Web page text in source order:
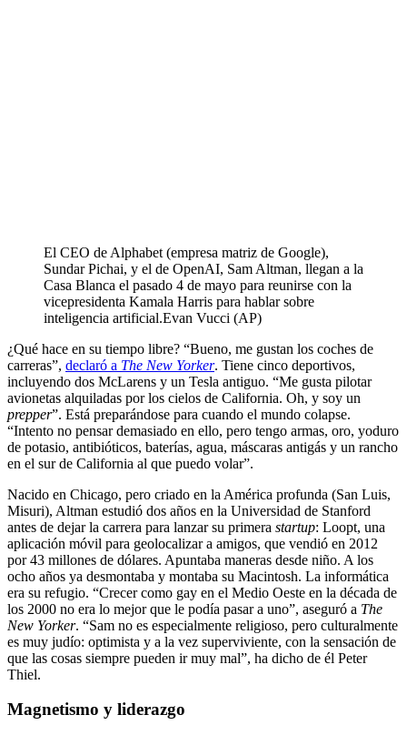
El CEO de Alphabet (empresa matriz de Google),
Sundar Pichai, y el de OpenAI, Sam Altman, llegan a la
Casa Blanca el pasado 4 de mayo para reunirse con la
vicepresidenta Kamala Harris para hablar sobre
inteligencia artificial.Evan Vucci (AP)
¿Qué hace en su tiempo libre? “Bueno, me gustan los coches de
carreras”, declaró a The New Yorker. Tiene cinco deportivos,
incluyendo dos McLarens y un Tesla antiguo. “Me gusta pilotar
avionetas alquiladas por los cielos de California. Oh, y soy un
prepper”. Está preparándose para cuando el mundo colapse.
“Intento no pensar demasiado en ello, pero tengo armas, oro, yoduro
de potasio, antibióticos, baterías, agua, máscaras antigás y un rancho
en el sur de California al que puedo volar”.
Nacido en Chicago, pero criado en la América profunda (San Luis,
Misuri), Altman estudió dos años en la Universidad de Stanford
antes de dejar la carrera para lanzar su primera startup: Loopt, una
aplicación móvil para geolocalizar a amigos, que vendió en 2012
por 43 millones de dólares. Apuntaba maneras desde niño. A los
ocho años ya desmontaba y montaba su Macintosh. La informática
era su refugio. “Crecer como gay en el Medio Oeste en la década de
los 2000 no era lo mejor que le podía pasar a uno”, aseguró a The
New Yorker. “Sam no es especialmente religioso, pero culturalmente
es muy judío: optimista y a la vez superviviente, con la sensación de
que las cosas siempre pueden ir muy mal”, ha dicho de él Peter
Thiel.
Magnetismo y liderazgo